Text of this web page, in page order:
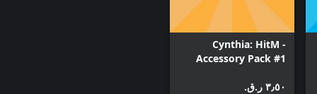
Cynthia: HitM -
Accessory Pack #1
٣٫٥٠ ر.ق.‏